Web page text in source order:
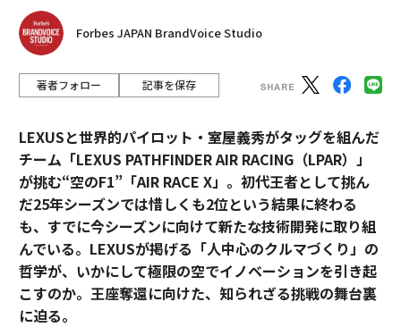
Forbes JAPAN BrandVoice Studio
著者フォロー 記事を保存
LEXUSと世界的パイロット・室屋義秀がタッグを組んだ
チーム「LEXUS PATHFINDER AIR RACING（LPAR）」
が挑む“空のF1”「AIR RACE X」。初代王者として挑ん
だ25年シーズンでは惜しくも2位という結果に終わる
も、すでに今シーズンに向けて新たな技術開発に取り組
んでいる。LEXUSが掲げる「人中心のクルマづくり」の
哲学が、いかにして極限の空でイノベーションを引き起
こすのか。王座奪還に向けた、知られざる挑戦の舞台裏
に迫る。